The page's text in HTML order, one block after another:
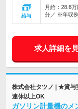
給与
月給：28.8
分／ ※年収
求人詳細を
株式会社タツノ | ★賞
連休以上OK
ガソリン計量機のメ